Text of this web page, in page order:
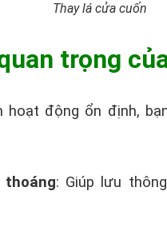
Thay lá cửa cuốn
trọng
hoạt động ổn định,
thoáng: Giúp lưu